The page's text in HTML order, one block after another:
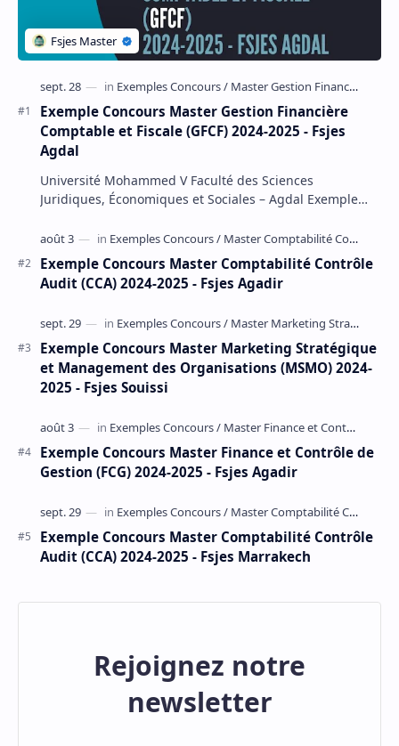
Exemple Concours Master Gestion Financière
Comptable et Fiscale (GFCF) 2024-2025 - Fsjes
Agdal
Université Mohammed V Faculté des Sciences
Juridiques, Économiques et Sociales – Agdal Exemple
Exemple Concours Master Comptabilité Contrôle
Audit (CCA) 2024-2025 - Fsjes Agadir
Exemple Concours Master Marketing Stratégique
et Management des Organisations (MSMO) 2024-
2025 - Fsjes Souissi
Exemple Concours Master Finance et Contrôle de
Gestion (FCG) 2024-2025 - Fsjes Agadir
Exemple Concours Master Comptabilité Contrôle
Audit (CCA) 2024-2025 - Fsjes Marrakech
Rejoignez notre
newsletter